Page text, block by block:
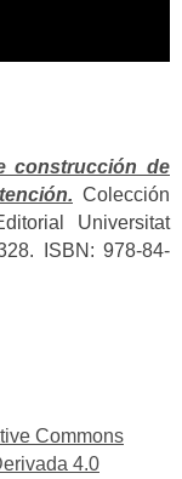
construcción de
Colección
Universitat
ISBN: 978-84-
Commons
4.0